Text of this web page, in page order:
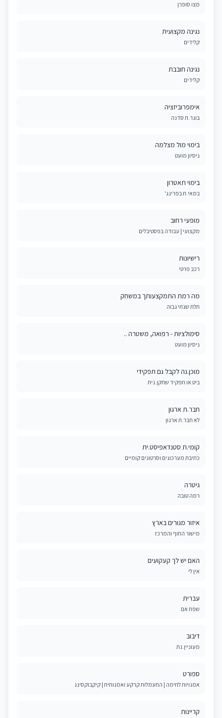
מצו סופרן
נגינה מקצועית
קלידים
נגינה חובבת
קלידים
אימפרוביזציה
בוגר.ת סדנה
בימוי מול מצלמה
ניסיון מועט
בימוי תאטרון
במאי.ת בפרינג'
מופעי רחוב
מקצועי | עבודה בפסטיבלים
רישיונות
רכב פרטי
מה רמת התמקצעותך במשחק
תלת שנתי גבוה
סימולציות - רפואה, משטרה ..
ניסיון מועט
מוכן.נה לקבל גם תפקידי
ביט או תפקיד שחקן.נית
חבר.ת ארגון
לא חבר.ת ארגון
קומי.ת סטנדאפיסט.ית
כתיבת מערכונים וסרטונים קומיים
גיטרה
רמה טובה
איזור מגורים בארץ
מישור החוף והמרכז
האם יש לך קעקועים
אין לי
עברית
שפת אם
דיבוב
מעוניין.נת
ספורט
אמנויות לחימה | התעמלות קרקע ואמנותית | קיקבוקסינג
קריינות